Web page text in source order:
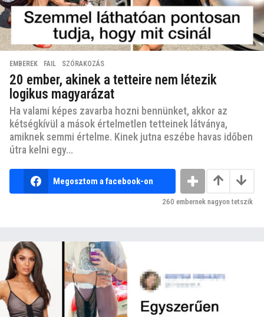
EMBEREK ,FAIL ,SZÓRAKOZÁS
20 ember, akinek a tetteire nem létezik
logikus magyarázat
Ha valami képes zavarba hozni bennünket, akkor az
kétségkívül a mások értelmetlen tetteinek látványa,
amiknek semmi értelme. Kinek jutna eszébe havas időben
útra kelni egy...
Megosztom a facebook-on
260 embernek nagyon tetszik